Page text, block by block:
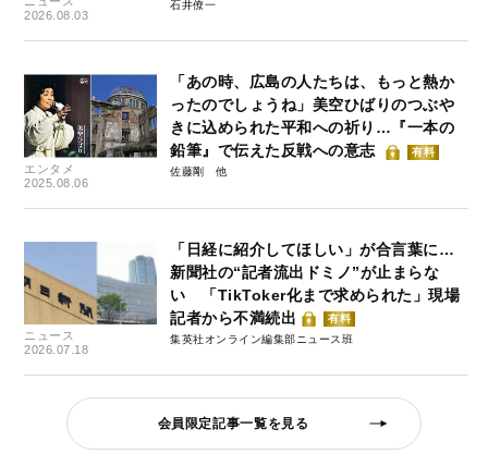
2026.08.03
石井僚一
エンタメ
2025.08.06
「あの時、広島の人たちは、もっと熱か
ったのでしょうね」美空ひばりのつぶや
きに込められた平和への祈り…『一本の
鉛筆』で伝えた反戦への意志
有料
佐藤剛
ニュース
2026.07.18
「日経に紹介してほしい」が合言葉に…
新聞社の“記者流出ドミノ”が止まらな
い 「TikToker化まで求められた」現場
記者から不満続出
有料
集英社オンライン編集部ニュース班
会員限定記事一覧を見る